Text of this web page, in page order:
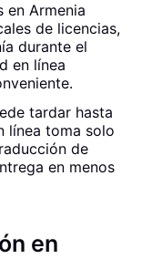
en Armenia
de licencias,
durante el
en línea
tardar hasta
línea toma solo
de
en menos
en